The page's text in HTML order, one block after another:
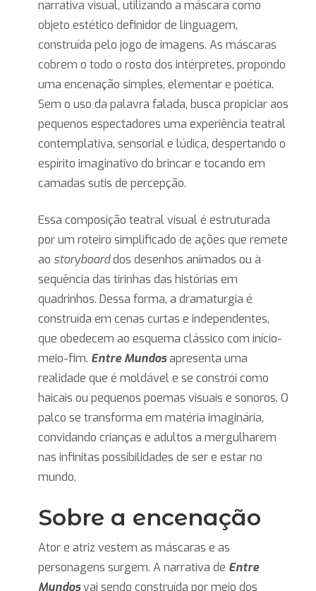
narrativa visual, utilizando a máscara como
objeto estético definidor de linguagem,
construída pelo jogo de imagens. As máscaras
cobrem o todo o rosto dos intérpretes, propondo
uma encenação simples, elementar e poética.
Sem o uso da palavra falada, busca propiciar aos
pequenos espectadores uma experiência teatral
contemplativa, sensorial e lúdica, despertando o
espírito imaginativo do brincar e tocando em
camadas sutis de percepção.
Essa composição teatral visual é estruturada
por um roteiro simplificado de ações que remete
ao storyboarddos desenhos animados ou à
sequência das tirinhas das histórias em
quadrinhos. Dessa forma, a dramaturgia é
construída em cenas curtas e independentes,
que obedecem ao esquema clássico com início-
meio-fim. Entre Mundosapresenta uma
realidade que é moldável e se constrói como
haicais ou pequenos poemas visuais e sonoros. O
palco se transforma em matéria imaginária,
convidando crianças e adultos a mergulharem
nas infinitas possibilidades de ser e estar no
mundo.
Sobre a encenação
Ator e atriz vestem as máscaras e as
personagens surgem. A narrativa de Entre
Mundosvai sendo construída por meio dos